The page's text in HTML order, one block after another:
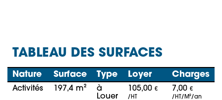
TABLEAU DES SURFACES
Nature Surface Type Loyer Charges
Activités 197,4 m²
à
Louer
105,00 €
/HT
7,00 €
/HT/M²/an